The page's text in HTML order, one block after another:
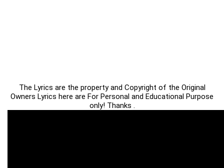
The Lyrics are the property and Copyright of the Original
Owners Lyrics here are For Personal and Educational Purpose
only! Thanks .